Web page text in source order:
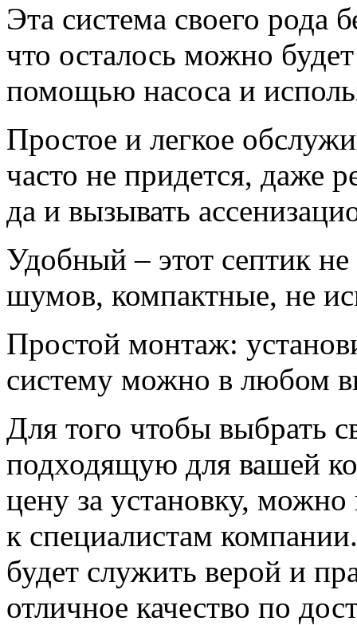
Эта система своего рода
что осталось можно
помощью насоса и
Простое и легкое
часто не придется, даже
да и вызывать
Удобный – этот септик
шумов, компактные, не
Простой монтаж:
систему можно в любом
Для того чтобы выбрать
подходящую для вашей
цену за установку,
к специалистам
будет служить верой и
отличное качество по